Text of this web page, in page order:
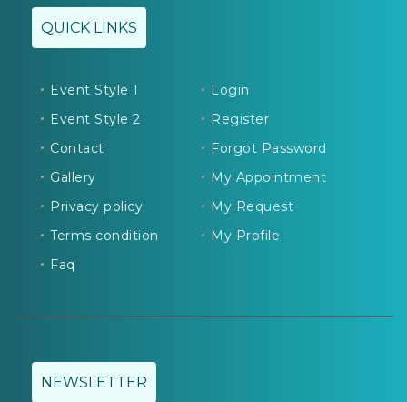
QUICK LINKS
Event Style 1
Event Style 2
Contact
Gallery
Privacy policy
Terms condition
Faq
Login
Register
Forgot Password
My Appointment
My Request
My Profile
NEWSLETTER